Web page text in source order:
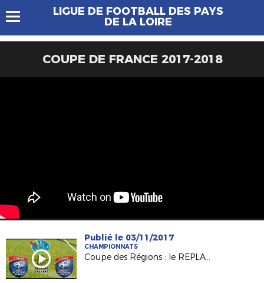
LIGUE DE FOOTBALL DES PAYS
DE LA LOIRE
COUPE DE FRANCE 2017-2018
Publié le 03/11/2017
CHAMPIONNATS
Coupe des Régions : le REPLAY du match en direct